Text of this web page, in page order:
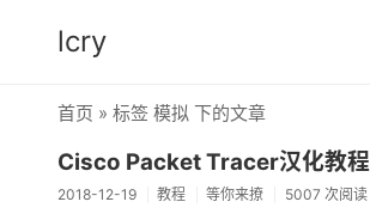
lcry
首页 » 标签 模拟 下的文章
Cisco Packet Tracer汉化教程
2018-12-19 教程 等你来撩 5007 次阅读